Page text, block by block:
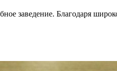
заведение. Благодаря